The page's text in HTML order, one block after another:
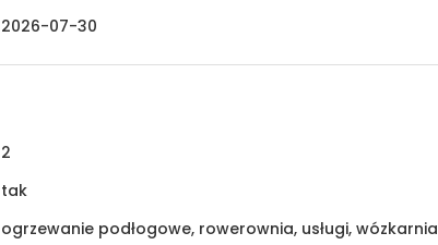
2026-07-30
2
tak
ogrzewanie podłogowe, rowerownia, usługi, wózkarnia